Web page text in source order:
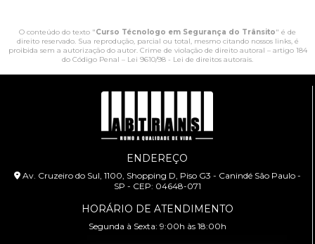
O conteúdo do texto "Curso Técnologo em Segurança do Trânsito" é de
direito reservado. Sua reprodução, parcial ou total, mesmo citando nossos links, é
proibida sem a autorização do autor. Crime de violação de direito autoral – artigo 184
do Código Penal – Lei 9610/98 - Lei de direitos autorais.
ENDEREÇO
Av. Cruzeiro do Sul, 1100, Shopping D, Piso G3 - Canindé São Paulo -
SP - CEP: 04648-071
HORÁRIO DE ATENDIMENTO
Segunda à Sexta: 9:00h às 18:00h